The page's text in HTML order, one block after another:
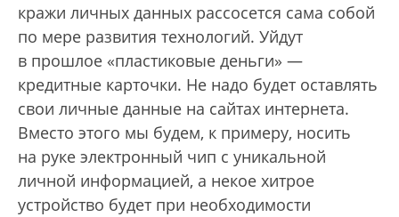
кражи личных данных рассосется сама собой
по мере развития технологий. Уйдут
в прошлое «пластиковые деньги» —
кредитные карточки. Не надо будет оставлять
свои личные данные на сайтах интернета.
Вместо этого мы будем, к примеру, носить
на руке электронный чип с уникальной
личной информацией, а некое хитрое
устройство будет при необходимости